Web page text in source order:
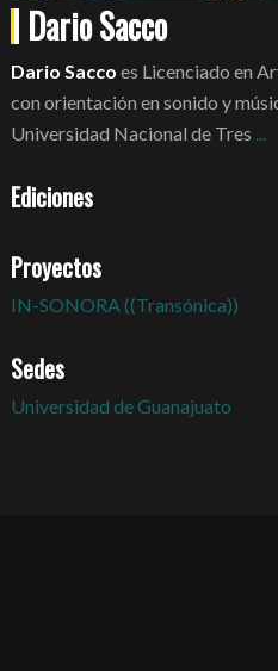
Dario Sacco
Dario Sacco es Licenciado en
con orientación en sonido y
Universidad Nacional de Tres ...
Ediciones
Proyectos
IN-SONORA ((Transónica))
Sedes
Universidad de Guanajuato